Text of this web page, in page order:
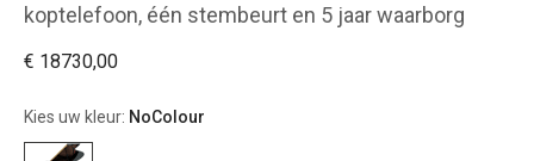
koptelefoon, één stembeurt en 5 jaar waarborg
€ 18730,00
Kies uw kleur: NoColour